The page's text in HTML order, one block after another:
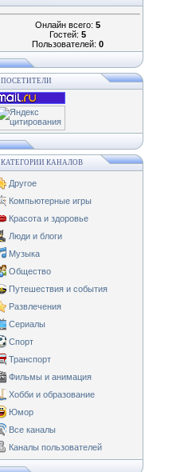
Онлайн всего: 5
Гостей: 5
Пользователей: 0
ПОСЕТИТЕЛИ
КАТЕГОРИИ КАНАЛОВ
Другое
Компьютерные игры
Красота и здоровье
Люди и блоги
Музыка
Общество
Путешествия и события
Развлечения
Сериалы
Спорт
Транспорт
Фильмы и анимация
Хобби и образование
Юмор
Все каналы
Каналы пользователей